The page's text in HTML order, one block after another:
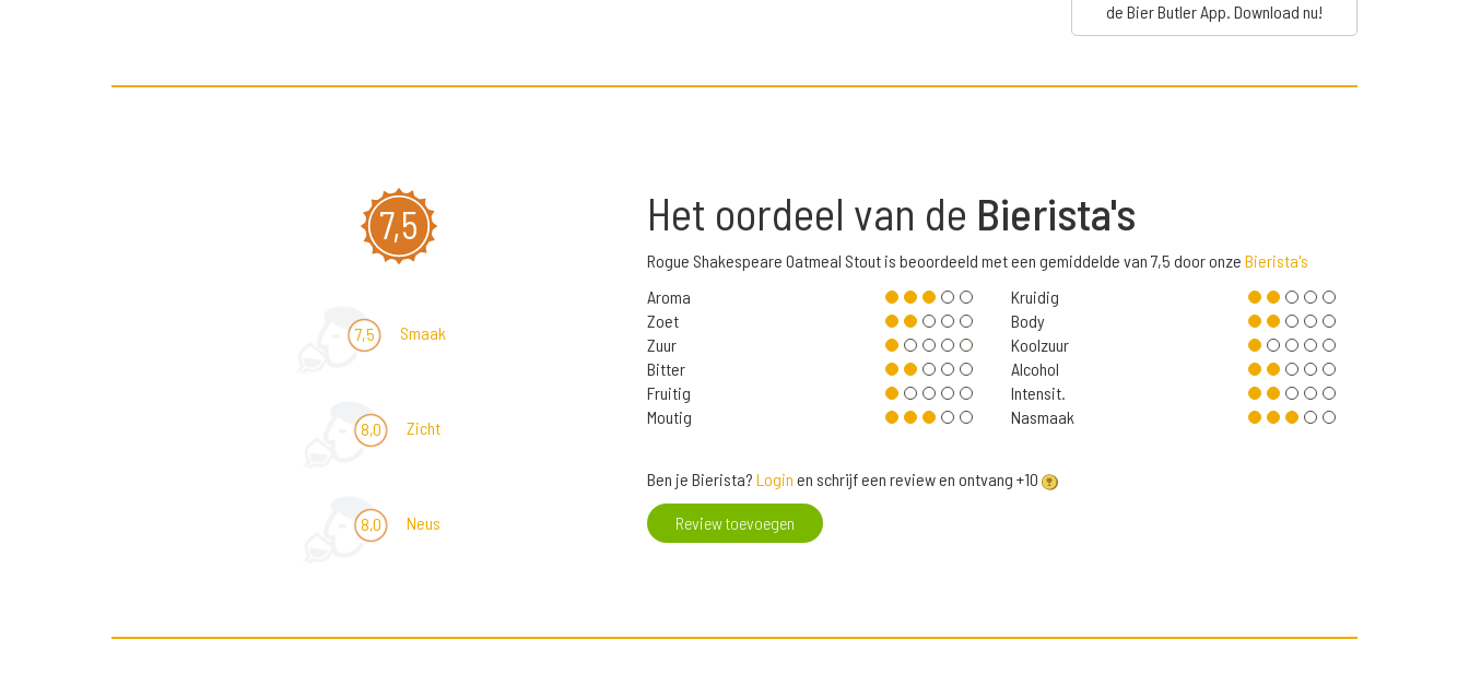
de Bier Butler App. Download nu!
7,5
7,5 Smaak
8,0 Zicht
8,0 Neus
Het oordeel van de Bierista's
Rogue Shakespeare Oatmeal Stout is beoordeeld met een gemiddelde van 7,5 door onze Bierista's
Aroma
Zoet
Zuur
Bitter
Fruitig
Moutig
Kruidig
Body
Koolzuur
Alcohol
Intensit.
Nasmaak
Ben je Bierista? Login en schrijf een review en ontvang +10
Review toevoegen